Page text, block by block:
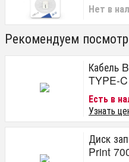
Нет в
Рекомендуем
Кабель
TYPE-
Есть в
Узнать
Диск
Print